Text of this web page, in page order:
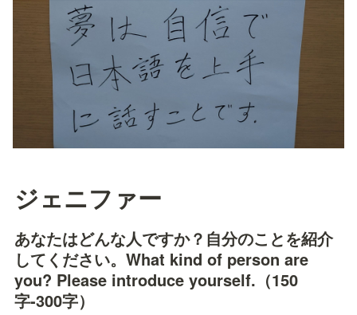
ジェニファー
あなたはどんな人ですか？自分のことを紹介
してください。What kind of person are
you? Please introduce yourself.（150
字-300字）